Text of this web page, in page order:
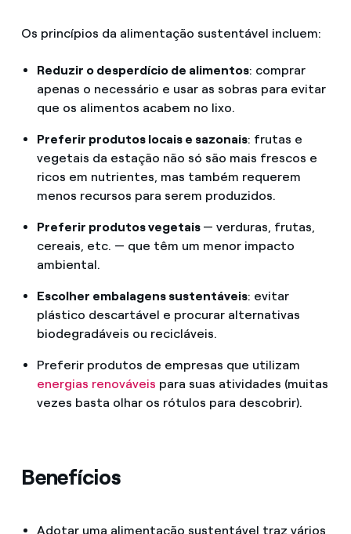
Os princípios da alimentação sustentável incluem:
Reduzir o desperdício de alimentos: comprar
apenas o necessário e usar as sobras para evitar
que os alimentos acabem no lixo.
Preferir produtos locais e sazonais: frutas e
vegetais da estação não só são mais frescos e
ricos em nutrientes, mas também requerem
menos recursos para serem produzidos.
Preferir produtos vegetais — verduras, frutas,
cereais, etc. — que têm um menor impacto
ambiental.
Escolher embalagens sustentáveis: evitar
plástico descartável e procurar alternativas
biodegradáveis ou recicláveis.
Preferir produtos de empresas que utilizam
energias renováveis para suas atividades (muitas
vezes basta olhar os rótulos para descobrir).
Benefícios
Adotar uma alimentação sustentável traz vários